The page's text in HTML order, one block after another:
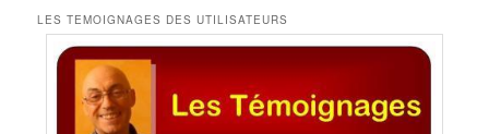
LES TEMOIGNAGES DES UTILISATEURS